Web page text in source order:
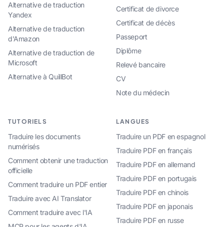
Alternative de traduction
Yandex
Alternative de traduction
d'Amazon
Alternative de traduction de
Microsoft
Alternative à QuillBot
Certificat de divorce
Certificat de décès
Passeport
Diplôme
Relevé bancaire
CV
Note du médecin
TUTORIELS
Traduire les documents
numérisés
Comment obtenir une traduction
officielle
Comment traduire un PDF entier
Traduire avec AI Translator
Comment traduire avec l'IA
LANGUES
Traduire un PDF en espagnol
Traduire PDF en français
Traduire PDF en allemand
Traduire PDF en portugais
Traduire PDF en chinois
Traduire PDF en japonais
Traduire PDF en russe